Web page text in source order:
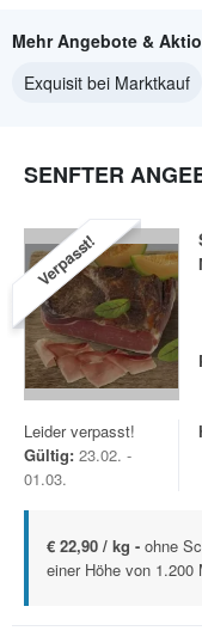
Mehr Angebote &
Exquisit bei Marktkauf
SENFTER
Verpasst!
Leider verpasst!
Gültig: 23.02. -
01.03.
€ 22,90 / kg - ohne
einer Höhe von